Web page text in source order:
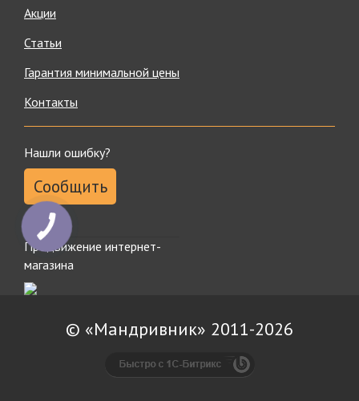
Акции
Статьи
Гарантия минимальной цены
Контакты
Нашли ошибку?
Сообщить
Продвижение интернет-
магазина
© «Мандривник» 2011-2026
КНОПКА
ЗВ'ЯЗКУ